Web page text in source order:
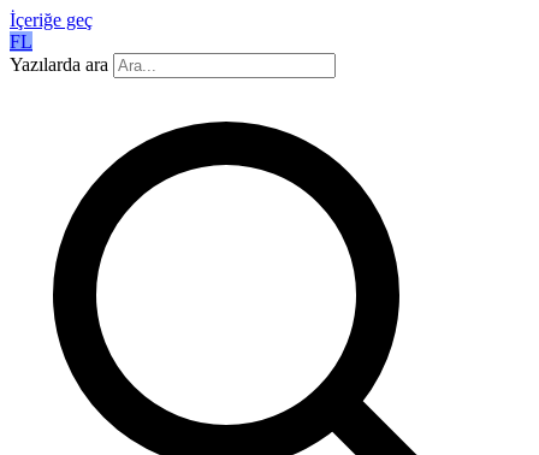
İçeriğe geç
FL
Yazılarda ara